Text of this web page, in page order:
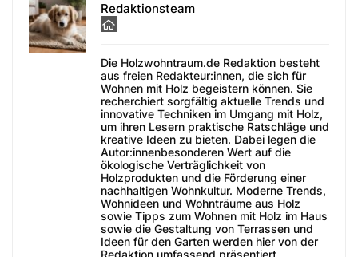
Redaktionsteam
Die Holzwohntraum.de Redaktion besteht
aus freien Redakteur:innen, die sich für
Wohnen mit Holz begeistern können. Sie
recherchiert sorgfältig aktuelle Trends und
innovative Techniken im Umgang mit Holz,
um ihren Lesern praktische Ratschläge und
kreative Ideen zu bieten. Dabei legen die
Autor:innenbesonderen Wert auf die
ökologische Verträglichkeit von
Holzprodukten und die Förderung einer
nachhaltigen Wohnkultur. Moderne Trends,
Wohnideen und Wohnträume aus Holz
sowie Tipps zum Wohnen mit Holz im Haus
sowie die Gestaltung von Terrassen und
Ideen für den Garten werden hier von der